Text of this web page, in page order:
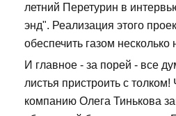
летний Перетурин в
энд". Реализация этого
обеспечить газом несколько
И главное - за порей - все
листья пристроить с
компанию Олега Тинькова